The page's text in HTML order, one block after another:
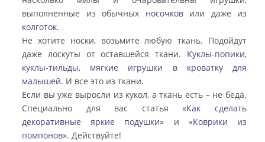
выполненные из обычных носочковили даже из
колготок.
Не хотите носки, возьмите любую ткань. Подойдут
даже лоскуты от оставшейся ткани. Куклы-попики,
куклы-тильды, мягкие игрушки в кроватку для
малышей. И все это из ткани.
Если вы уже выросли из кукол, а ткань есть – не беда.
Специально для вас статья«Как сделать
декоративные яркие подушки» и «Коврики из
помпонов». Действуйте!